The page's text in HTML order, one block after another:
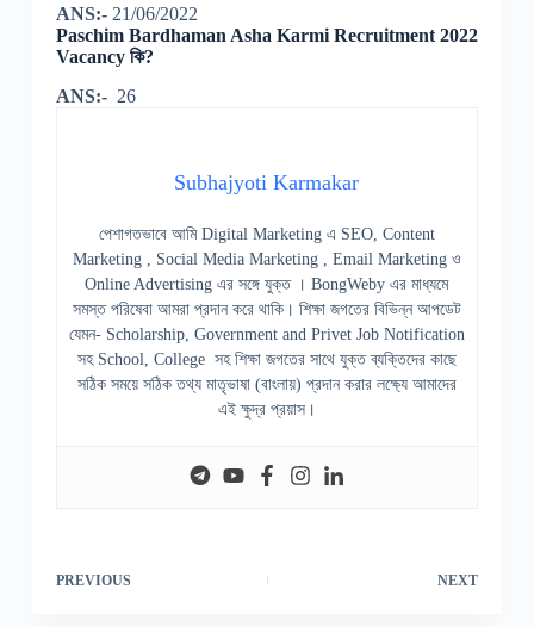
ANS:-21/06/2022
Paschim Bardhaman Asha Karmi Recruitment 2022
Vacancy কি?
ANS:-26
Subhajyoti Karmakar
পেশাগতভাবে আমি Digital Marketing এ SEO, Content
Marketing , Social Media Marketing , Email Marketing ও
Online Advertising এর সঙ্গে যুক্ত । BongWeby এর মাধ্যমে
সমস্ত পরিষেবা আমরা প্রদান করে থাকি। শিক্ষা জগতের বিভিন্ন আপডেট
যেমন- Scholarship, Government and Privet Job Notification
সহ School, College সহ শিক্ষা জগতের সাথে যুক্ত ব্যক্তিদের কাছে
সঠিক সময়ে সঠিক তথ্য মাতৃভাষা (বাংলায়) প্রদান করার লক্ষ্যে আমাদের
এই ক্ষুদ্র প্রয়াস।
PREVIOUS NEXT